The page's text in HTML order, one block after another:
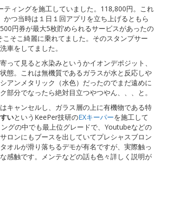
ィングを施工していました。118,800円。これ
つ当時は１日１回アプリを立ち上げるともら
円券が最大5枚貯められるサービスがあったの
そこ綺麗に乗れてました。そのスタンプサー
車をしてました。
て見ると水染みというかイオンデポジット、
態。これは無機質であるガラスが水と反応しや
アンメタリック（水色）だったのでまだ遠めに
分でなったら絶対目立つやつやん、、、と。
キャンセルし、ガラス層の上に有機物である特
いというKeePer技研のEXキーパーを施工して
グの中でも最上位グレードで、Youtubeなどの
ロンにもブースを出していてプレシャスブロン
オルが滑り落ちるデモが有名ですが、実際触っ
感触です。メンテなどの話も色々詳しく説明が